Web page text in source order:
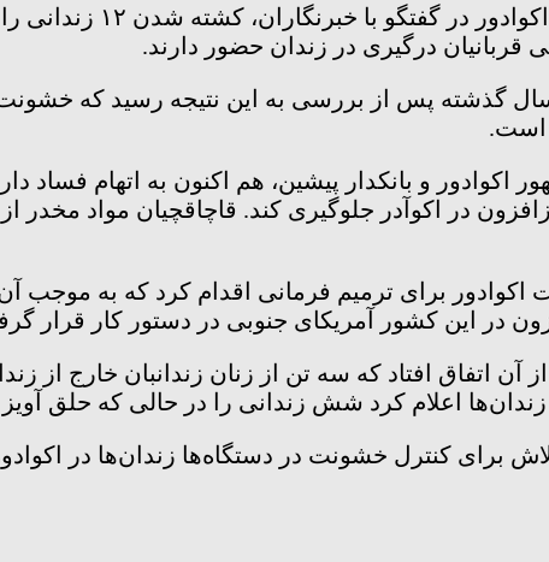
اداره‌ی ملی
قربانیان درگیری در زندان حضور دارند.
گذشته پس از بررسی به این نتیجه رسید که
است.
اکوادور و بانکدار پیشین، هم اکنون به اتهام
در اکوآدر جلوگیری کند. قاچاقچیان مواد مخدر
اکوادور برای ترمیم فرمانی اقدام کرد که به موجب
در این کشور آمریکای جنوبی در دستور کار قرار
اتفاق افتاد که سه تن از زنان زندانبان خارج از
اعلام کرد شش زندانی را در حالی که حلق آویز
برای کنترل خشونت در دستگاه‌ها زندان‌ها در